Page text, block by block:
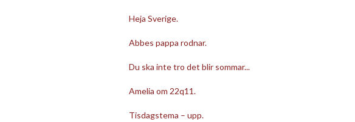
Heja Sverige.
Abbes pappa rodnar.
Du ska inte tro det blir sommar...
Amelia om 22q11.
Tisdagstema – upp.